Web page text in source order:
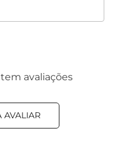
avaliações
AVALIAR